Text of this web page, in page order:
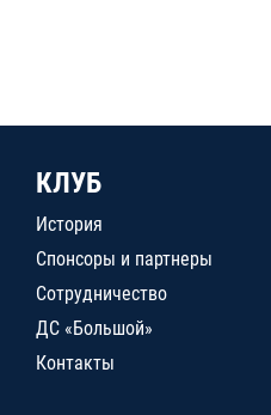
КЛУБ
История
Спонсоры и партнеры
Сотрудничество
ДС «Большой»
Контакты